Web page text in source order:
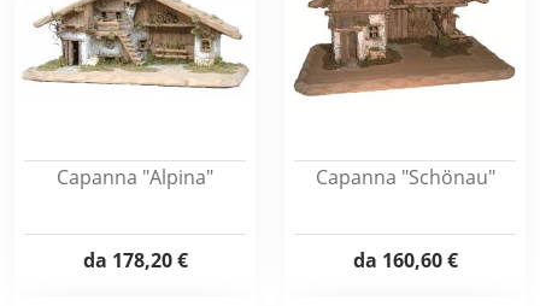
Capanna "Alpina"
da 178,20 €
Capanna "Schönau"
da 160,60 €